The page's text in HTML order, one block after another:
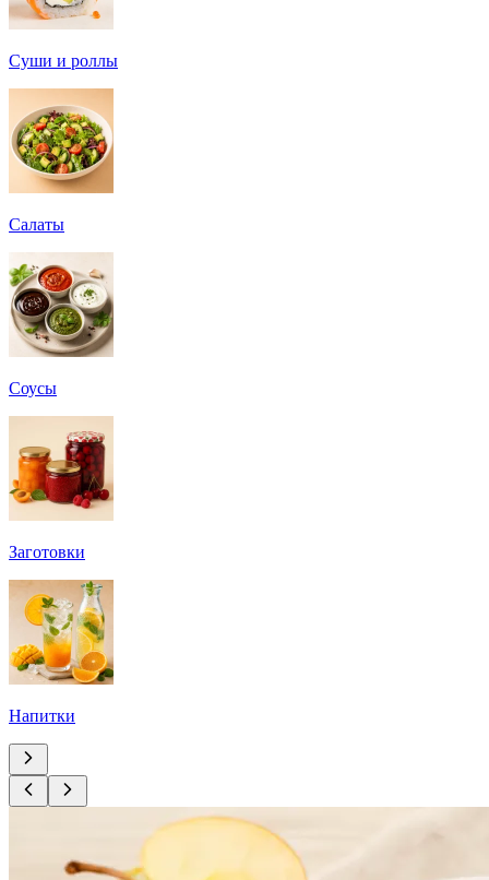
Суши и роллы
Салаты
Соусы
Заготовки
Напитки